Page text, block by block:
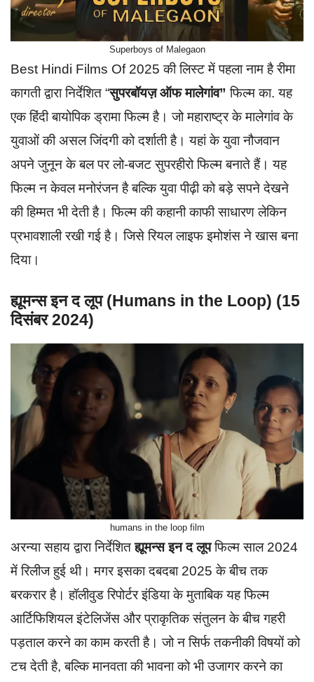
Superboys of Malegaon
Best Hindi Films Of 2025 की लिस्ट में पहला नाम है रीमा
कागती द्वारा निर्देशित “सुपरबॉयज़ ऑफ मालेगांव” फिल्म का. यह
एक हिंदी बायोपिक ड्रामा फिल्म है। जो महाराष्ट्र के मालेगांव के
युवाओं की असल जिंदगी को दर्शाती है। यहां के युवा नौजवान
अपने जुनून के बल पर लो-बजट सुपरहीरो फिल्म बनाते हैं। यह
फिल्म न केवल मनोरंजन है बल्कि युवा पीढ़ी को बड़े सपने देखने
की हिम्मत भी देती है। फिल्म की कहानी काफी साधारण लेकिन
प्रभावशाली रखी गई है। जिसे रियल लाइफ इमोशंस ने खास बना
दिया।
ह्यूमन्स इन द लूप (Humans in the Loop) (15
दिसंबर 2024)
humans in the loop film
अरन्या सहाय द्वारा निर्देशितह्यूमन्स इन द लूपफिल्म साल 2024
में रिलीज हुई थी। मगर इसका दबदबा 2025 के बीच तक
बरकरार है। हॉलीवुड रिपोर्टर इंडिया के मुताबिक यह फिल्म
आर्टिफिशियल इंटेलिजेंस और प्राकृतिक संतुलन के बीच गहरी
पड़ताल करने का काम करती है। जो न सिर्फ तकनीकी विषयों को
टच देती है, बल्कि मानवता की भावना को भी उजागर करने का